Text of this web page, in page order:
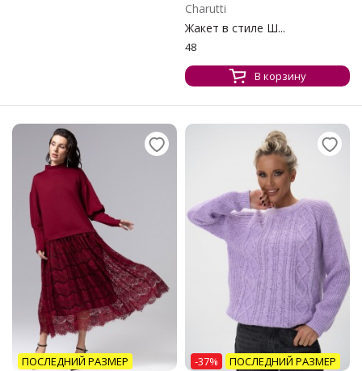
Charutti
Жакет в стиле Ш...
48
В корзину
ПОСЛЕДНИЙ РАЗМЕР -37% ПОСЛЕДНИЙ РАЗМЕР